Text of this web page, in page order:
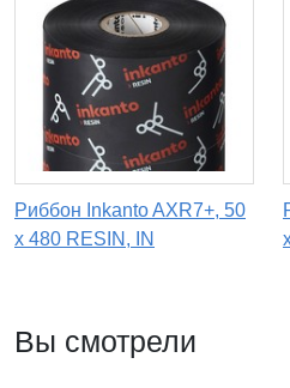
Риббон Inkanto AXR7+, 50
х 480 RESIN, IN
Вы смотрели